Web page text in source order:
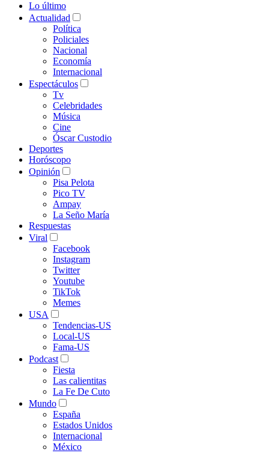
Lo último
Actualidad
Política
Policiales
Nacional
Economía
Internacional
Espectáculos
Tv
Celebridades
Música
Cine
Óscar Custodio
Deportes
Horóscopo
Opinión
Pisa Pelota
Pico TV
Ampay
La Seño María
Respuestas
Viral
Facebook
Instagram
Twitter
Youtube
TikTok
Memes
USA
Tendencias-US
Local-US
Fama-US
Podcast
Fiesta
Las calientitas
La Fe De Cuto
Mundo
España
Estados Unidos
Internacional
México